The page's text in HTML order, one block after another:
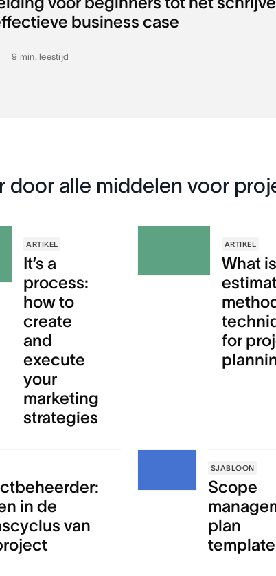
business case
9 min. leestijd
door alle middelen voor
ARTIKEL
It’s a
process:
how to
create
and
execute
your
marketing
strategies
ARTIKEL
What
for
in de
van
SJABLOON
Scope
plan
template